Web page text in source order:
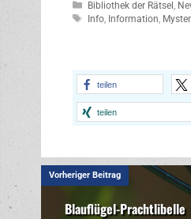
Kategorien
Bibliothek der Rätsel
Schlagwörter
Info Information
teilen
teilen
Vorheriger Beitrag
Blauflügel-Prachtlibelle